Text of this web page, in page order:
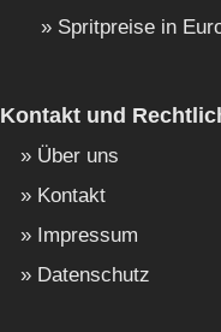
Spritpreise in
Kontakt und
Über uns
Kontakt
Impressum
Datenschutz